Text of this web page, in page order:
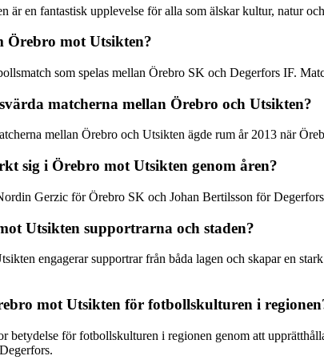
är en fantastisk upplevelse för alla som älskar kultur, natur
Örebro mot Utsikten?
som spelas mellan Örebro SK och Degerfors IF.
matcherna mellan Örebro och Utsikten?
mellan Örebro och Utsikten ägde rum år 2013 när
sig i Örebro mot Utsikten genom åren?
Gerzic för Örebro SK och Johan Bertilsson för
Utsikten supportrarna och staden?
engagerar supportrar från båda lagen och skapar en
mot Utsikten för fotbollskulturen i
betydelse för fotbollskulturen i regionen genom att